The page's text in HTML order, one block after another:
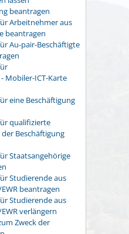
beantragen
Arbeitnehmer aus
beantragen
Au-pair-Beschäftigte
Mobiler-ICT-Karte
eine Beschäftigung
qualifizierte
Beschäftigung
Staatsangehörige
Studierende aus
beantragen
Studierende aus
verlängern
Zweck der